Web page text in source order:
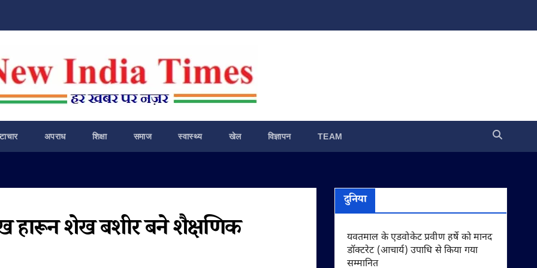
अपराध शिक्षा समाज स्वास्थ्य खेल विज्ञापन TEAM
हारून शेख बशीर बने शैक्षणिक
दुनिया
यवतमाल के एडवोकेट प्रवीण हर्षे को मानद
डॉक्टरेट (आचार्य) उपाधि से किया गया
सम्मानित